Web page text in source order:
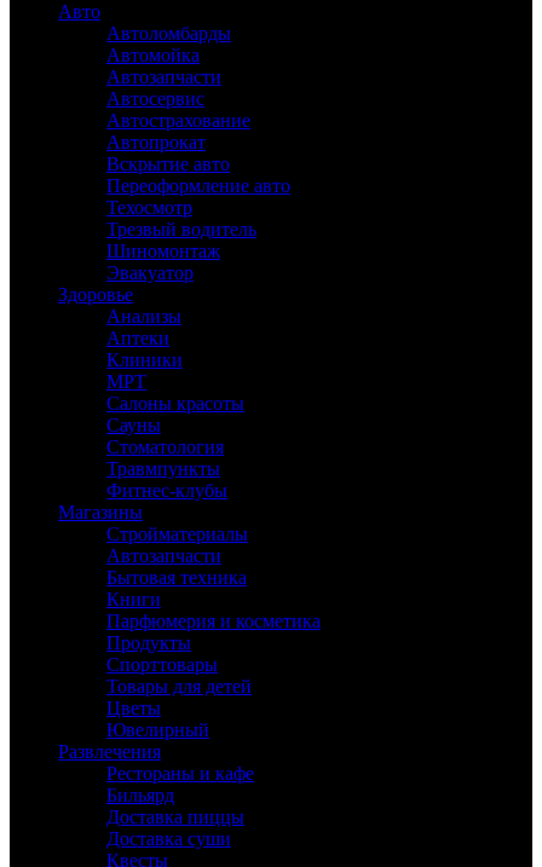
Авто
Автоломбарды
Автомойка
Автозапчасти
Автосервис
Автострахование
Автопрокат
Вскрытие авто
Переоформление авто
Техосмотр
Трезвый водитель
Шиномонтаж
Эвакуатор
Здоровье
Анализы
Аптеки
Клиники
МРТ
Салоны красоты
Сауны
Стоматология
Травмпункты
Фитнес-клубы
Магазины
Стройматериалы
Автозапчасти
Бытовая техника
Книги
Парфюмерия и косметика
Продукты
Спорттовары
Товары для детей
Цветы
Ювелирный
Развлечения
Рестораны и кафе
Бильярд
Доставка пиццы
Доставка суши
Квесты